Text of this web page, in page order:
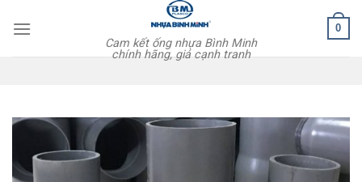
Cam kết ống nhựa Bình Minh
chính hãng, giá cạnh tranh
0